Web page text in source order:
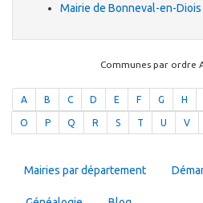
Mairie de Bonneval-en-Diois
Communes par ordre
A B C D E F G H
O P Q R S T U V
Mairies par département